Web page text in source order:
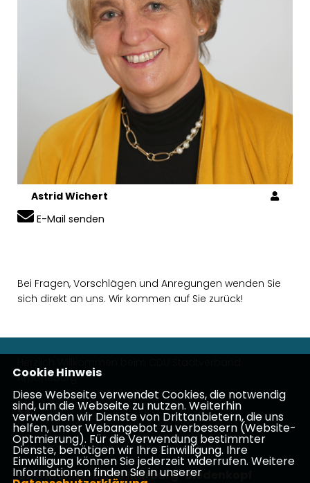
Astrid Wichert
E-Mail senden
Bei Fragen, Vorschlägen und Anregungen wenden Sie
sich direkt an uns. Wir kommen auf Sie zurück!
Amöneburg
Impressum Datenschutz Kontakt
CDU Kreisverband Marburg-Biedenkopf
Cookie Hinweis
Diese Webseite verwendet Cookies, die notwendig
sind, um die Webseite zu nutzen. Weiterhin
verwenden wir Dienste von Drittanbietern, die uns
helfen, unser Webangebot zu verbessern (Website-
Optmierung). Für die Verwendung bestimmter
Dienste, benötigen wir Ihre Einwilligung. Ihre
Einwilligung können Sie jederzeit widerrufen. Weitere
Informationen finden Sie in unserer